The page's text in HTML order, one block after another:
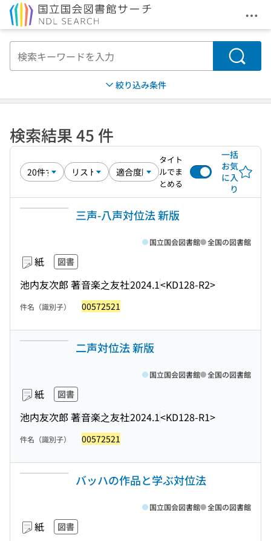
メ
検索
絞り込み条件
検索結果 45 件
タイト
ルでま
とめる
一括
お気
に入
り
三声-八声対位法 新版
紙 図書
池内友次郎 著音楽之友社2024.1<KD128-R2>
国立国会図書館 全国の図書館
件名（識別子） 00572521
二声対位法 新版
紙 図書
池内友次郎 著音楽之友社2024.1<KD128-R1>
国立国会図書館 全国の図書館
件名（識別子） 00572521
バッハの作品と学ぶ対位法
紙 図書
国立国会図書館 全国の図書館